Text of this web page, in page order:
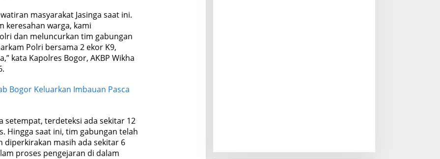
masyarakat Jasinga saat ini.
keresahan warga, kami
dan meluncurkan tim gabungan
Polri bersama 2 ekor K9,
kata Kapolres Bogor, AKBP Wikha
Bogor Keluarkan Imbauan Pasca
setempat, terdeteksi ada sekitar 12
Hingga saat ini, tim gabungan telah
diperkirakan masih ada sekitar 6
proses pengejaran di dalam